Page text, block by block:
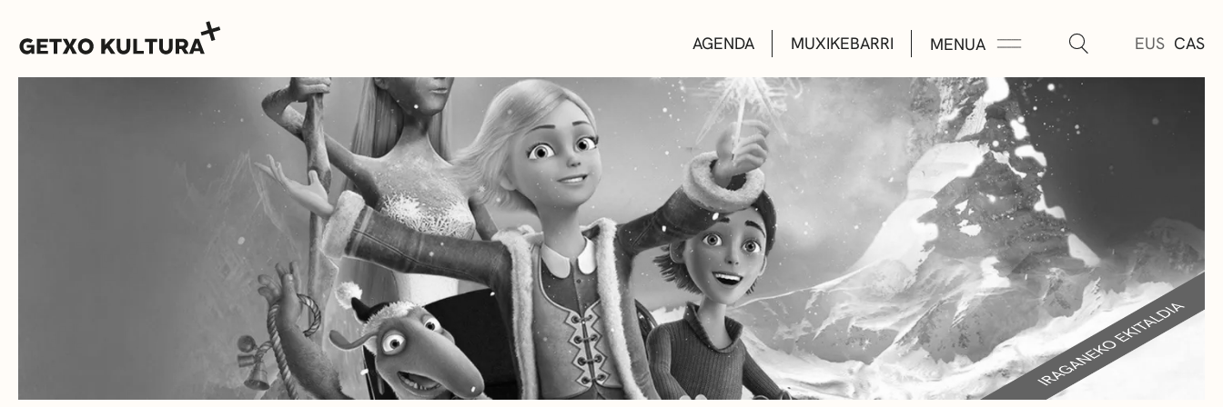
AGENDA MUXIKEBARRI MENUA EUS CAS
MUXIKEBARRI
KONTAKTUA
KULTUR ETXEAK
LIBURUTEGIAK
MUSIKA ESKOLA